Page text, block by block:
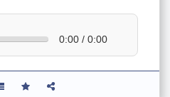
0:00 / 0:00